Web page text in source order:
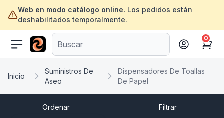
Web en modo catálogo online. Los pedidos están
deshabilitados temporalmente.
ofertasinformatica.com
Cart
0
Inicio
Suministros De
Aseo
Dispensadores De Toallas
De Papel
Ordenar
Filtrar